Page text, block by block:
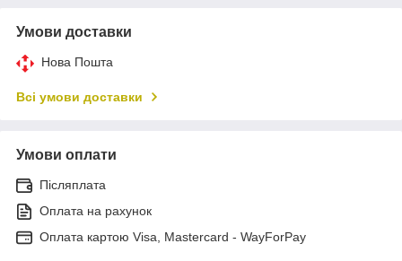
Умови доставки
Нова Пошта
Всі умови доставки
Умови оплати
Післяплата
Оплата на рахунок
Оплата картою Visa, Mastercard - WayForPay